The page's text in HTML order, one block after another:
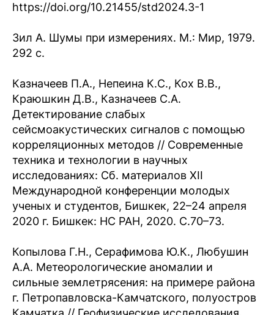
https://doi.org/10.21455/std2024.3-1
Зил А. Шумы при измерениях. М.: Мир, 1979.
292 с.
Казначеев П.А., Непеина К.С., Кох В.В.,
Краюшкин Д.В., Казначеев С.А.
Детектирование слабых
сейсмоакустических сигналов с помощью
корреляционных методов // Современные
техника и технологии в научных
исследованиях: Сб. материалов XII
Международной конференции молодых
ученых и студентов, Бишкек, 22–24 апреля
2020 г. Бишкек: НС РАН, 2020. С.70–73.
Копылова Г.Н., Серафимова Ю.К., Любушин
А.А. Метеорологические аномалии и
сильные землетрясения: на примере района
г. Петропавловска-Камчатского, полуостров